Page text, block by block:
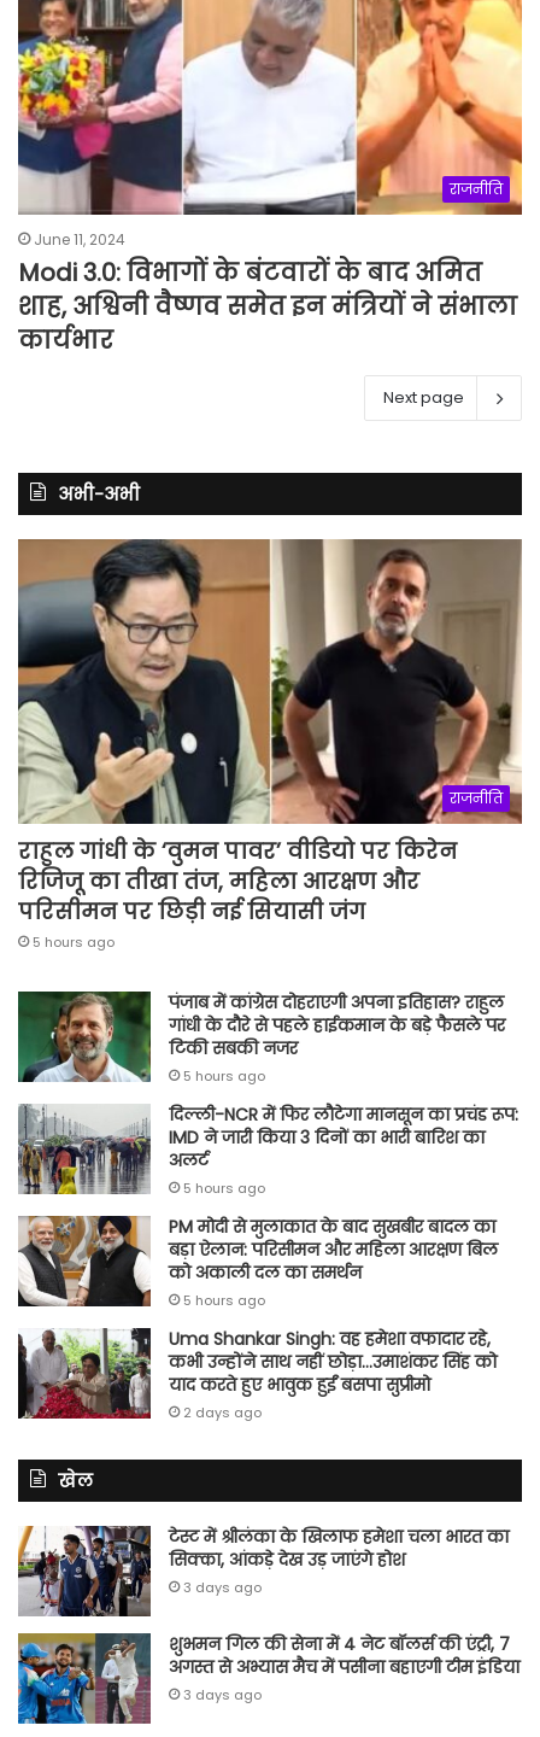
राजनीति
June 11, 2024
Modi 3.0: विभागों के बंटवारों के बाद अमित
शाह, अश्विनी वैष्णव समेत इन मंत्रियों ने संभाला
कार्यभार
Next page
अभी-अभी
राजनीति
राहुल गांधी के ‘वुमन पावर’ वीडियो पर किरेन
रिजिजू का तीखा तंज, महिला आरक्षण और
परिसीमन पर छिड़ी नई सियासी जंग
5 hours ago
पंजाब में कांग्रेस दोहराएगी अपना इतिहास? राहुल
गांधी के दौरे से पहले हाईकमान के बड़े फैसले पर
टिकी सबकी नजर
5 hours ago
दिल्ली-NCR में फिर लौटेगा मानसून का प्रचंड रूप:
IMD ने जारी किया 3 दिनों का भारी बारिश का
अलर्ट
5 hours ago
PM मोदी से मुलाकात के बाद सुखबीर बादल का
बड़ा ऐलान: परिसीमन और महिला आरक्षण बिल
को अकाली दल का समर्थन
5 hours ago
Uma Shankar Singh: वह हमेशा वफादार रहे,
कभी उन्होंने साथ नहीं छोड़ा…उमाशंकर सिंह को
याद करते हुए भावुक हुईं बसपा सुप्रीमो
2 days ago
खेल
टेस्ट में श्रीलंका के खिलाफ हमेशा चला भारत का
सिक्का, आंकड़े देख उड़ जाएंगे होश
3 days ago
शुभमन गिल की सेना में 4 नेट बॉलर्स की एंट्री, 7
अगस्त से अभ्यास मैच में पसीना बहाएगी टीम इंडिया
3 days ago